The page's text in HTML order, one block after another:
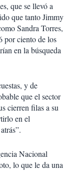
que se llevó a
que tanto Jimmy
Sandra Torres,
por ciento de los
en la búsqueda
y de
que el sector
cierren filas a su
en el
Nacional
lo que le da una